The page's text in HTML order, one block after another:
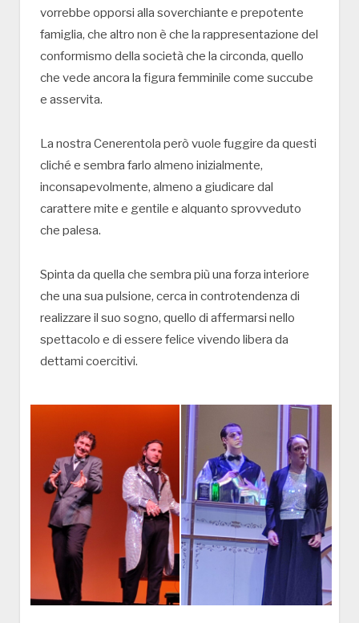
vorrebbe opporsi alla soverchiante e prepotente
famiglia, che altro non è che la rappresentazione del
conformismo della società che la circonda, quello
che vede ancora la figura femminile come succube
e asservita.
La nostra Cenerentola però vuole fuggire da questi
cliché e sembra farlo almeno inizialmente,
inconsapevolmente, almeno a giudicare dal
carattere mite e gentile e alquanto sprovveduto
che palesa.
Spinta da quella che sembra più una forza interiore
che una sua pulsione, cerca in controtendenza di
realizzare il suo sogno, quello di affermarsi nello
spettacolo e di essere felice vivendo libera da
dettami coercitivi.